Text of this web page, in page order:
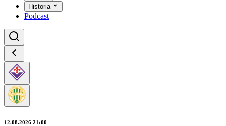
Historia
Podcast
12.08.2026 21:00